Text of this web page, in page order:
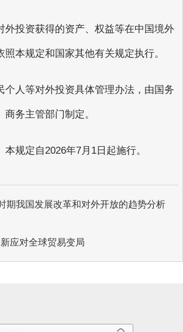
投资获得的资产、权益等在中国境外
本规定和国家其他有关规定执行。
人等对外投资具体管理办法，由国务
务主管部门制定。
定自2026年7月1日起施行。
时期我国发展改革和对外开放的趋势分析
应对全球贸易变局